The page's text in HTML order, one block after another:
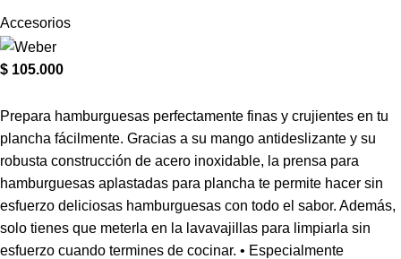
Accesorios
$ 105.000
Prepara hamburguesas perfectamente finas y crujientes en tu
plancha fácilmente. Gracias a su mango antideslizante y su
robusta construcción de acero inoxidable, la prensa para
hamburguesas aplastadas para plancha te permite hacer sin
esfuerzo deliciosas hamburguesas con todo el sabor. Además,
solo tienes que meterla en la lavavajillas para limpiarla sin
esfuerzo cuando termines de cocinar. • Especialmente